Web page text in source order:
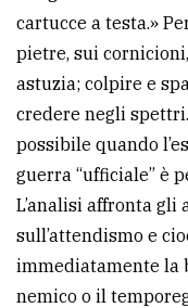
cartucce a testa.»
pietre, sui
astuzia; colpire e
credere negli
possibile quando
guerra “ufficiale” è
L’analisi affronta
sull’attendismo e
immediatamente la
nemico o il